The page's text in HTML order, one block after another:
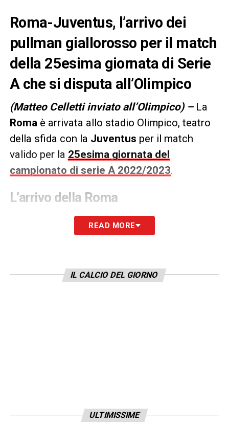
Roma-Juventus, l’arrivo dei
pullman giallorosso per il match
della 25esima giornata di Serie
A che si disputa all’Olimpico
(Matteo Celletti inviato all’Olimpico) –La
Roma è arrivata allo stadio Olimpico, teatro
della sfida con la Juventus per il match
valido per la 25esima giornata del
campionato di serie A 2022/2023.
L’arrivo della Roma
: l’arrivo della squadra per la
#RomaJuvepic.twitter.com/Aa0hMAF2F2
READ MORE
IL CALCIO DEL GIORNO
ULTIMISSIME